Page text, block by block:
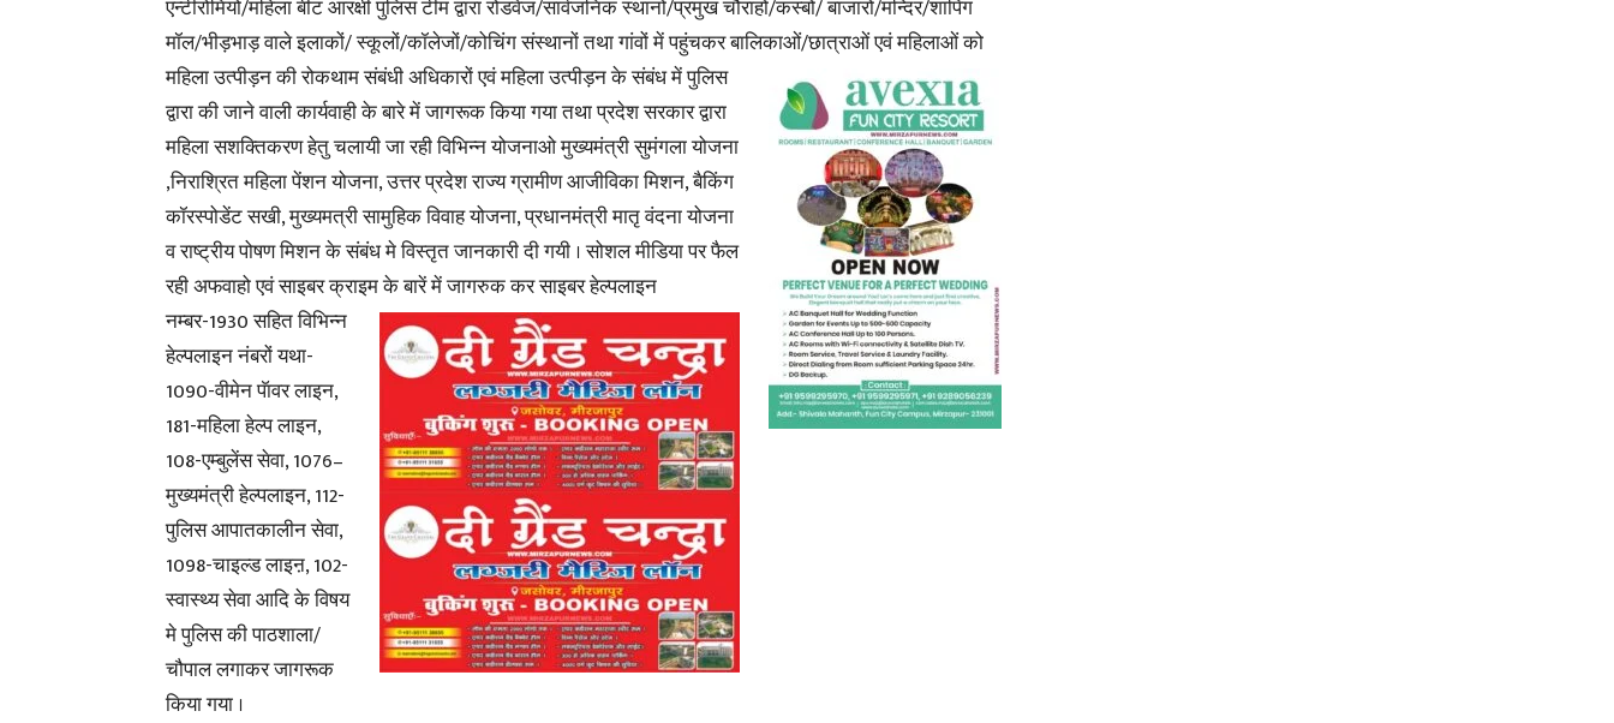
एन्टीरोमियो/महिला बीट आरक्षी पुलिस टीम द्वारा रोडवेज/सार्वजनिक स्थानों/प्रमुख चौराहों/कस्बों/ बाजारों/मन्दिर/शापिंग
मॉल/भीड़भाड़ वाले इलाकों/ स्कूलों/कॉलेजों/कोचिंग संस्थानों तथा गांवों में पहुंचकर बालिकाओं/छात्राओं एवं महिलाओं को
महिला उत्पीड़न की रोकथाम संबंधी अधिकारों एवं महिला उत्पीड़न केसंबंध में पुलिस
द्वारा की जाने वाली कार्यवाही के बारे में जागरूक किया गया तथा प्रदेश सरकार द्वारा
महिला सशक्तिकरण हेतु चलायी जा रही विभिन्न योजनाओ मुख्यमंत्री सुमंगला योजना
,निराश्रित महिला पेंशन योजना, उत्तर प्रदेश राज्य ग्रामीण आजीविका मिशन, बैकिंग
कॉरस्पोडेंट सखी, मुख्यमत्री सामुहिक विवाह योजना, प्रधानमंत्री मातृ वंदना योजना
व राष्ट्रीय पोषण मिशन के संबंध मे विस्तृत जानकारी दी गयी । सोशल मीडिया पर फैल
रही अफवाहो एवं साइबर क्राइम के बारें में जागरुक कर साइबर हेल्पलाइन
नम्बर-1930 सहित विभिन्न
हेल्पलाइन नंबरों यथा-
1090-वीमेन पॅावर लाइन,
181-महिला हेल्प लाइन,
108-एम्बुलेंस सेवा, 1076–
मुख्यमंत्री हेल्पलाइन, 112-
पुलिस आपातकालीन सेवा,
1098-चाइल्ड लाइऩ, 102-
स्वास्थ्य सेवा आदि के विषय
मे पुलिस की पाठशाला/
चौपाल लगाकर जागरूक
किया गया ।